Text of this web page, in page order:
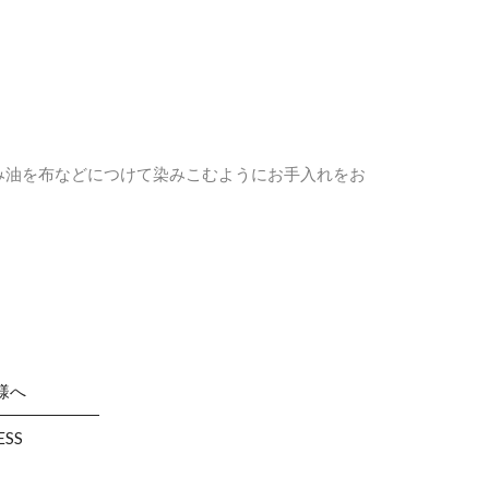
を布などにつけて染みこむようにお手入れをお
へ